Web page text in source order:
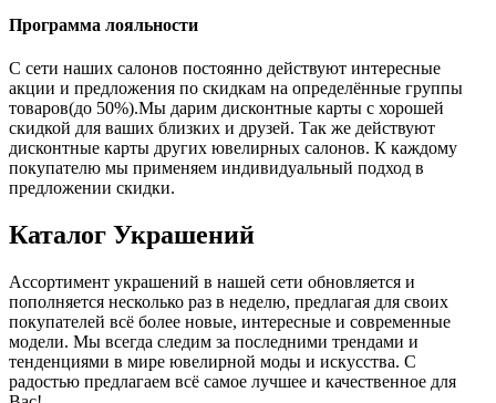
Программа лояльности
С сети наших салонов постоянно действуют интересные
акции и предложения по скидкам на определённые группы
товаров(до 50%).Мы дарим дисконтные карты с хорошей
скидкой для ваших близких и друзей. Так же действуют
дисконтные карты других ювелирных салонов. К каждому
покупателю мы применяем индивидуальный подход в
предложении скидки.
Каталог Украшений
Ассортимент украшений в нашей сети обновляется и
пополняется несколько раз в неделю, предлагая для своих
покупателей всё более новые, интересные и современные
модели. Мы всегда следим за последними трендами и
тенденциями в мире ювелирной моды и искусства. С
радостью предлагаем всё самое лучшее и качественное для